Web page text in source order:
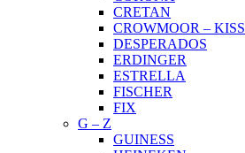
CRETAN
CROWMOOR – KISS
DESPERADOS
ERDINGER
ESTRELLA
FISCHER
FIX
G – Z
GUINESS